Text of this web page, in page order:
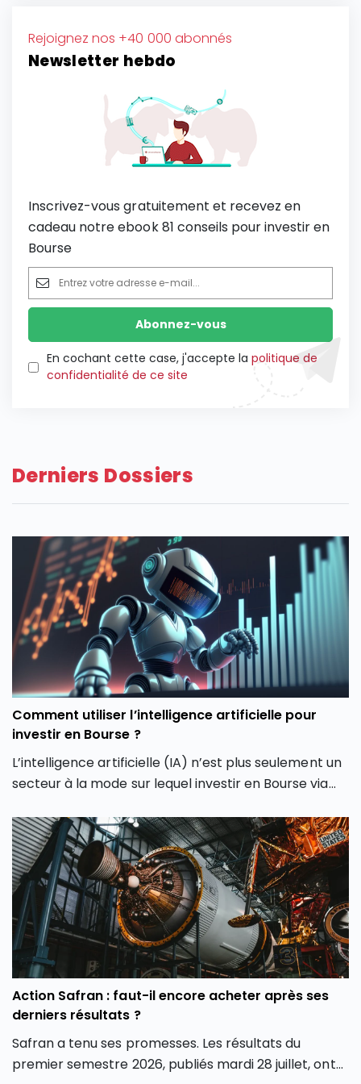
Rejoignez nos +40 000 abonnés
Newsletter hebdo
Inscrivez-vous gratuitement et recevez en
cadeau notre ebook 81 conseils pour investir en
Bourse
En cochant cette case, j'accepte la politique de
confidentialité de ce site
Derniers Dossiers
Comment utiliser l’intelligence artificielle pour
investir en Bourse ?
L’intelligence artificielle (IA) n’est plus seulement un
secteur à la mode sur lequel investir en Bourse via
même de notre façon d’investir en Bourse avec de
nouveaux outils et de nouvelles approches. Dans cet
article, découvrez comment l’intelligence artificielle
peut transformer votre façon d’investir en Bourse et
vous aider à mieux saisir les opportunités des
marchés.
Action Safran : faut-il encore acheter après ses
derniers résultats ?
Safran a tenu ses promesses. Les résultats du
premier semestre 2026, publiés mardi 28 juillet, ont